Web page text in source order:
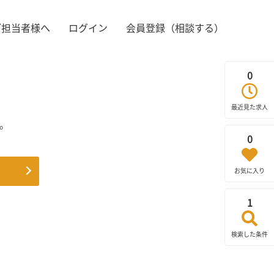
0
最近見た求人
0
お気に入り
1
検索した条件
当者様へ ログイン 会員登録（相談する）